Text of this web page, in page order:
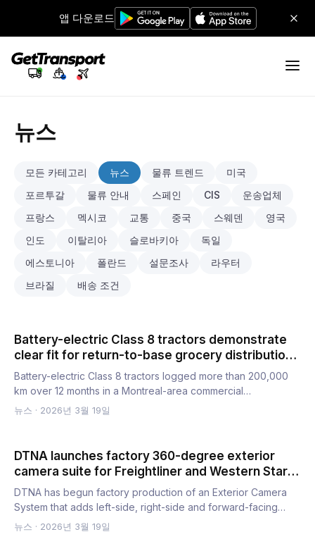
앱 다운로드
뉴스
모든 카테고리 뉴스 물류 트렌드
미국
포르투갈
물류 안내 스페인 CIS
운송업체
프랑스
멕시코 교통 중국 스웨덴
영국
인도
이탈리아 슬로바키아
독일
에스토니아
폴란드 설문조사
라우터
브라질
배송 조건
Battery-electric Class 8 tractors demonstrate
clear fit for return-to-base grocery distribution
in Canada
Battery-electric Class 8 tractors logged more than 200,000
km over 12 months in a Montreal-area commercial
deployment, w…
뉴스 · 2026년 3월 19일
DTNA launches factory 360-degree exterior
camera suite for Freightliner and Western Star
vocational trucks
DTNA has begun factory production of an Exterior Camera
System that adds left-side, right-side and forward-facing
views…
뉴스 · 2026년 3월 19일